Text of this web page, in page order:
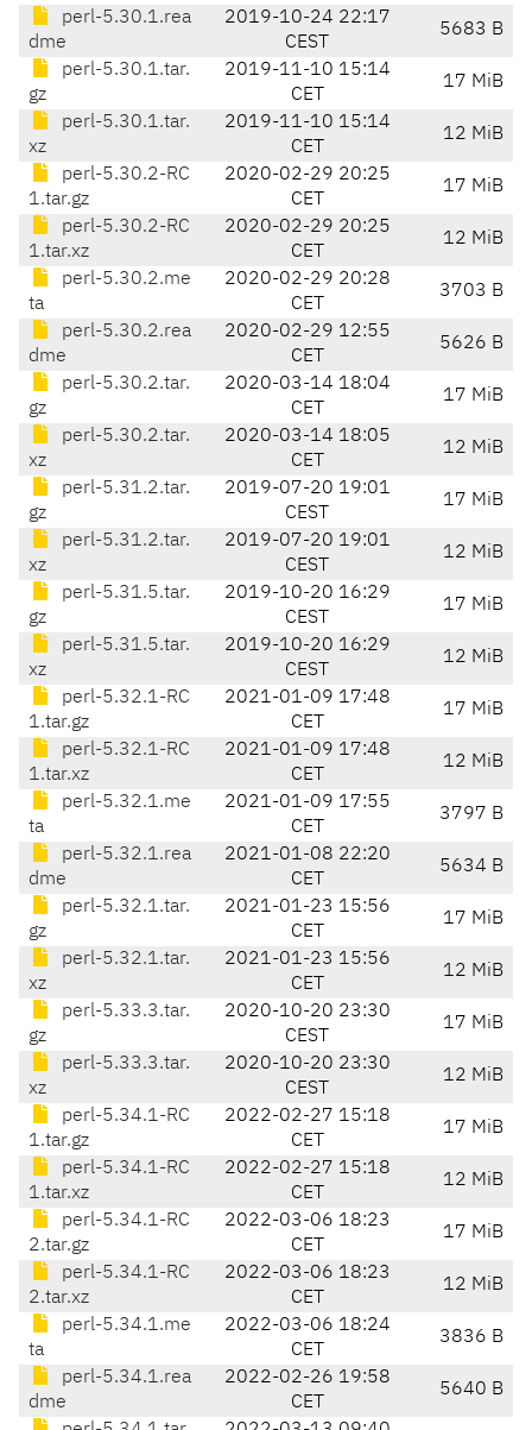
perl-5.30.1.rea
dme
2019-10-24 22:17
CEST
5683 B
perl-5.30.1.tar.
gz
2019-11-10 15:14
CET
17 MiB
perl-5.30.1.tar.
xz
2019-11-10 15:14
CET
12 MiB
perl-5.30.2-RC
1.tar.gz
2020-02-29 20:25
CET
17 MiB
perl-5.30.2-RC
1.tar.xz
2020-02-29 20:25
CET
12 MiB
perl-5.30.2.me
ta
2020-02-29 20:28
CET
3703 B
perl-5.30.2.rea
dme
2020-02-29 12:55
CET
5626 B
perl-5.30.2.tar.
gz
2020-03-14 18:04
CET
17 MiB
perl-5.30.2.tar.
xz
2020-03-14 18:05
CET
12 MiB
perl-5.31.2.tar.
gz
2019-07-20 19:01
CEST
17 MiB
perl-5.31.2.tar.
xz
2019-07-20 19:01
CEST
12 MiB
perl-5.31.5.tar.
gz
2019-10-20 16:29
CEST
17 MiB
perl-5.31.5.tar.
xz
2019-10-20 16:29
CEST
12 MiB
perl-5.32.1-RC
1.tar.gz
2021-01-09 17:48
CET
17 MiB
perl-5.32.1-RC
1.tar.xz
2021-01-09 17:48
CET
12 MiB
perl-5.32.1.me
ta
2021-01-09 17:55
CET
3797 B
perl-5.32.1.rea
dme
2021-01-08 22:20
CET
5634 B
perl-5.32.1.tar.
gz
2021-01-23 15:56
CET
17 MiB
perl-5.32.1.tar.
xz
2021-01-23 15:56
CET
12 MiB
perl-5.33.3.tar.
gz
2020-10-20 23:30
CEST
17 MiB
perl-5.33.3.tar.
xz
2020-10-20 23:30
CEST
12 MiB
perl-5.34.1-RC
1.tar.gz
2022-02-27 15:18
CET
17 MiB
perl-5.34.1-RC
1.tar.xz
2022-02-27 15:18
CET
12 MiB
perl-5.34.1-RC
2.tar.gz
2022-03-06 18:23
CET
17 MiB
perl-5.34.1-RC
2.tar.xz
2022-03-06 18:23
CET
12 MiB
perl-5.34.1.me
ta
2022-03-06 18:24
CET
3836 B
perl-5.34.1.rea
dme
2022-02-26 19:58
CET
5640 B